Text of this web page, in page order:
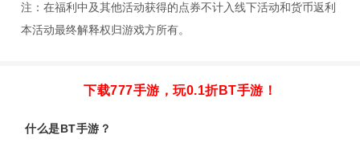
注：在福利中及其他活动获得的点券不计入线下活动和货币返利
本活动最终解释权归游戏方所有。
下载777手游，玩0.1折BT手游！
什么是BT手游？